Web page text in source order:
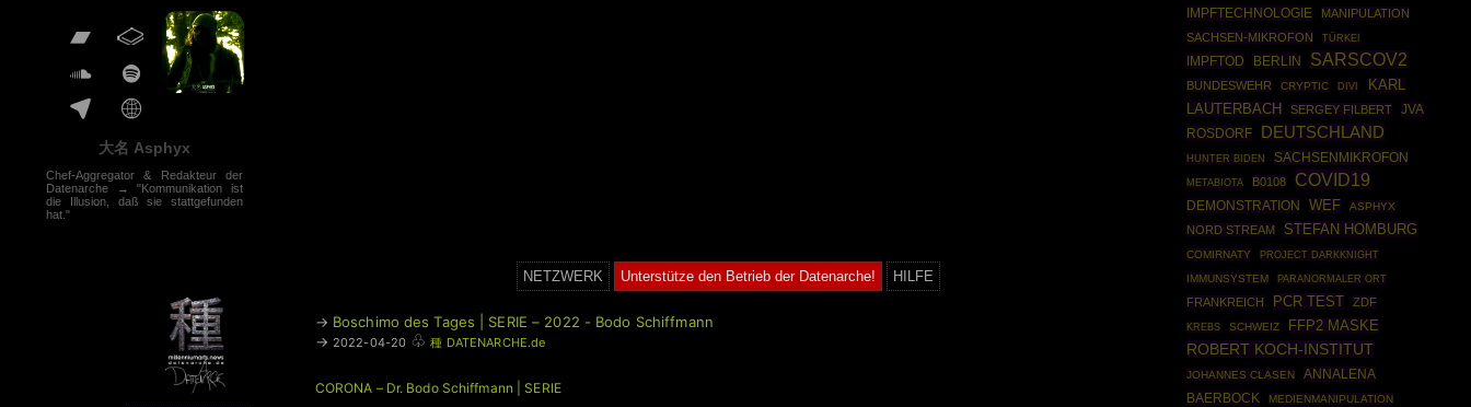
大名 Asphyx
Chef-Aggregator & Redakteur der
Datenarche → "Kommunikation ist
die Illusion, daß sie stattgefunden
hat."
NETZWERK Unterstütze den Betrieb der Datenarche! HILFE
→ Boschimo des Tages | SERIE – 2022 - Bodo Schiffmann
→ 2022-04-20 ♧ 種 DATENARCHE.de
CORONA – Dr. Bodo Schiffmann | SERIE
IMPFTECHNOLOGIE
MANIPULATION
SACHSEN-MIKROFON
TÜRKEI
IMPFTOD BERLIN SARSCOV2
BUNDESWEHR CRYPTIC DIVI
KARL
LAUTERBACH
SERGEY FILBERT
JVA
ROSDORF
DEUTSCHLAND
HUNTER BIDEN SACHSENMIKROFON
METABIOTA B0108 COVID19
DEMONSTRATION WEF ASPHYX
NORD STREAM STEFAN HOMBURG
COMIRNATY
PROJECT DARKKNIGHT
IMMUNSYSTEM
PARANORMALER ORT
FRANKREICH PCR TEST ZDF
KREBS SCHWEIZ FFP2 MASKE
ROBERT KOCH-INSTITUT
JOHANNES CLASEN
ANNALENA
BAERBOCK
MEDIENMANIPULATION